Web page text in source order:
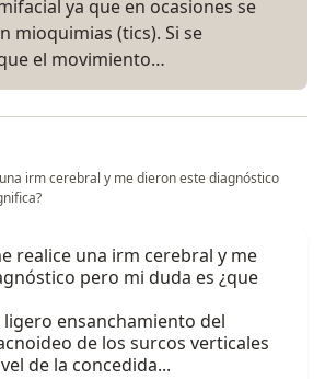
ya que en ocasiones se
mioquimias (tics). Si se
el movimiento…
irm cerebral y me dieron este diagnóstico
realice una irm cerebral y me
pero mi duda es ¿que
ensanchamiento del
de los surcos verticales
de la concedida...